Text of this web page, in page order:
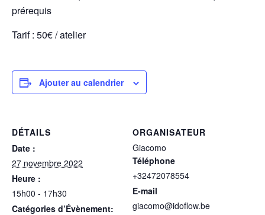
prérequis
Tarif : 50€ / atelier
Ajouter au calendrier
DÉTAILS
Date :
27 novembre 2022
Heure :
15h00 - 17h30
Catégories d’Évènement:
ORGANISATEUR
Giacomo
Téléphone
+32472078554
E-mail
giacomo@idoflow.be